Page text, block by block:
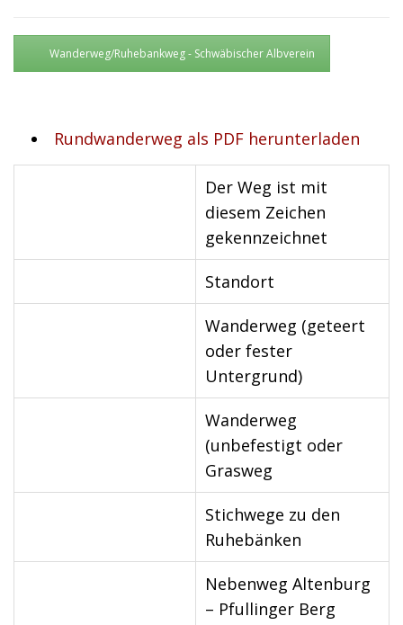
Wanderweg/Ruhebankweg - Schwäbischer Albverein
Rundwanderweg als PDF herunterladen
Der Weg ist mit
diesem Zeichen
gekennzeichnet
Standort
Wanderweg (geteert
oder fester
Untergrund)
Wanderweg
(unbefestigt oder
Grasweg
Stichwege zu den
Ruhebänken
Nebenweg Altenburg
– Pfullinger Berg